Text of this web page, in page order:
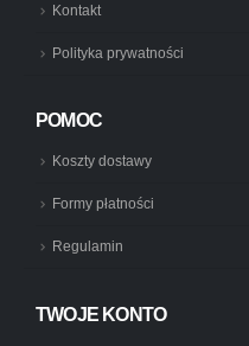
Kontakt
Polityka prywatności
POMOC
Koszty dostawy
Formy płatności
Regulamin
TWOJE KONTO